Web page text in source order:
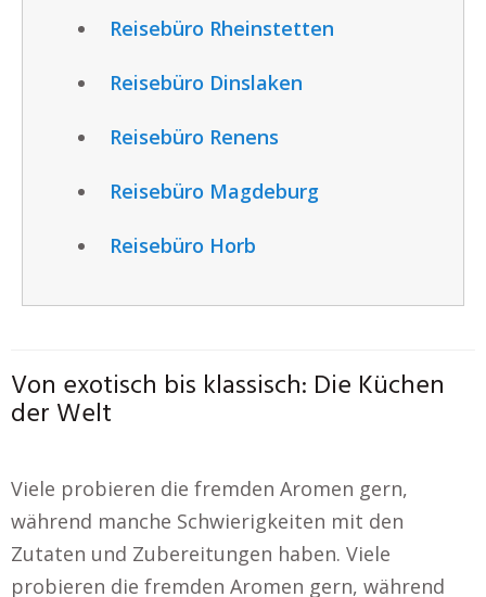
Reisebüro Rheinstetten
Reisebüro Dinslaken
Reisebüro Renens
Reisebüro Magdeburg
Reisebüro Horb
Von exotisch bis klassisch: Die Küchen
der Welt
Viele probieren die fremden Aromen gern,
während manche Schwierigkeiten mit den
Zutaten und Zubereitungen haben. Viele
probieren die fremden Aromen gern, während